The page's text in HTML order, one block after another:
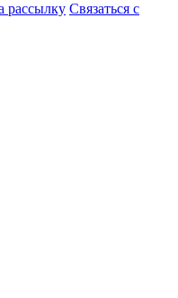
рассылку Связаться с